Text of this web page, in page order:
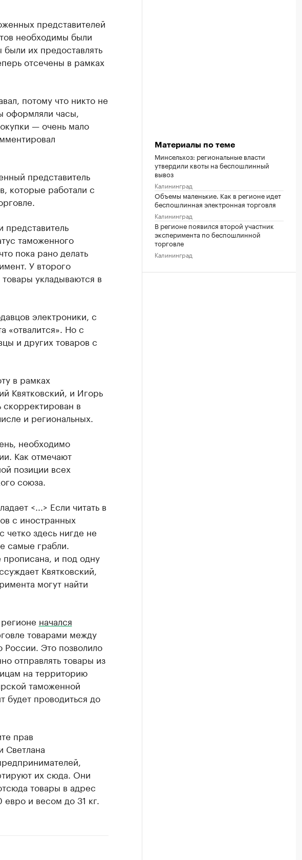
представителей
необходимы были
их предоставлять
отсечены в рамках
потому что никто не
оформляли часы,
— очень мало
представитель
которые работали с
таможенного
пока рано делать
У второго
укладываются в
электроники, с
«отвалится». Но с
и других товаров с
в рамках
Квятковский, и Игорь
в
и региональных.
необходимо
Как отмечают
позиции всех
союза.
<...> Если читать в
с иностранных
четко здесь нигде не
самые грабли.
прописана, и под одну
Квятковский,
могут найти
начался
товарами между
России. Это позволило
отправлять товары из
на территорию
таможенной
будет проводиться до
прав
Светлана
их сюда. Они
товары в адрес
и весом до 31 кг.
Материалы по теме
Минсельхоз: региональные власти
утвердили квоты на беспошлинный
вывоз
Калининград
Объемы маленькие. Как в регионе идет
беспошлинная электронная торговля
Калининград
В регионе появился второй участник
эксперимента по беспошлинной
торговле
Калининград